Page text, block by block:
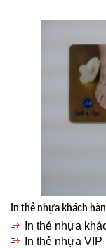
In thẻ nhựa khách
In thẻ nhựa
In thẻ nhựa